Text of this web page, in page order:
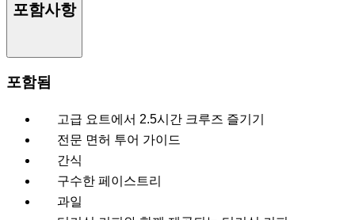
포함사항
포함됨
고급 요트에서 2.5시간 크루즈 즐기기
전문 면허 투어 가이드
간식
구수한 페이스트리
과일